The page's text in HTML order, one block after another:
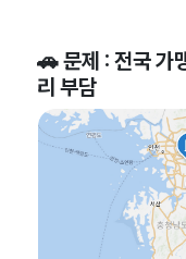
🚗 문제 : 전국 가
리 부담